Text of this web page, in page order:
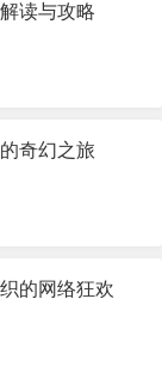
读与攻略
奇幻之旅
的网络狂欢